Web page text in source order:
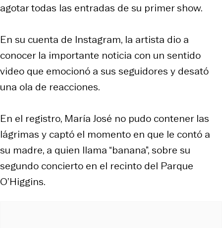
agotar todas las entradas de su primer show.
En su cuenta de Instagram, la artista dio a
conocer la importante noticia con un sentido
video que emocionó a sus seguidores y desató
una ola de reacciones.
En el registro, María José no pudo contener las
lágrimas y captó el momento en que le contó a
su madre, a quien llama “banana”, sobre su
segundo concierto en el recinto del Parque
O’Higgins.